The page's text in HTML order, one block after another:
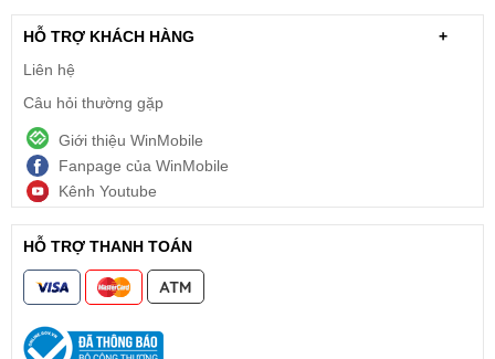
HỖ TRỢ KHÁCH HÀNG
+
Liên hệ
Câu hỏi thường gặp
Giới thiệu WinMobile
Fanpage của WinMobile
Kênh Youtube
HỖ TRỢ THANH TOÁN